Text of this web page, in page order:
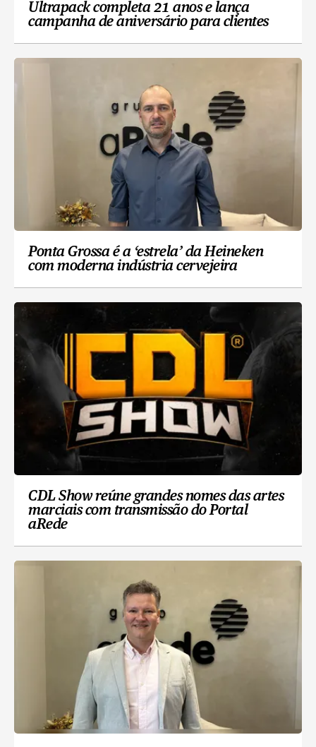
Ultrapack completa 21 anos e lança
campanha de aniversário para clientes
Ponta Grossa é a ‘estrela’ da Heineken
com moderna indústria cervejeira
CDL Show reúne grandes nomes das artes
marciais com transmissão do Portal
aRede